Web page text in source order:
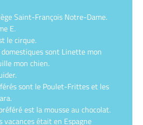
Saint-François Notre-Dame.
E.
le cirque.
sont Linette mon
mon chien.
sont le Poulet-Frittes et les
est la mousse au chocolat.
vacances était en Espagne